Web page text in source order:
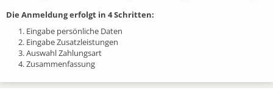
Die Anmeldung erfolgt in 4 Schritten:
1. Eingabe persönliche Daten
2. Eingabe Zusatzleistungen
3. Auswahl Zahlungsart
4. Zusammenfassung